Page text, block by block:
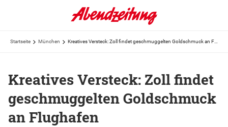
Startseite München
Kreatives Versteck: Zoll findet
geschmuggelten Goldschmuck
an Flughafen